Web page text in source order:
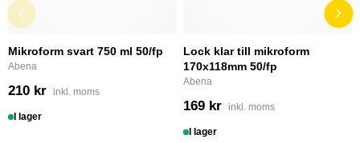
Mikroform svart 750 ml 50/fp
Abena
210 kr inkl. moms
I lager
Lock klar till mikroform
170x118mm 50/fp
Abena
169 kr inkl. moms
I lager